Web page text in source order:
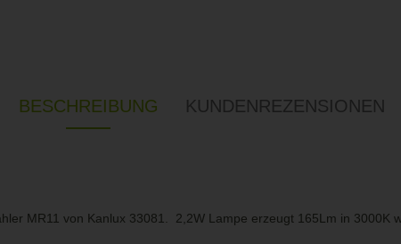
BESCHREIBUNG KUNDENREZENSIONEN
MR11 von Kanlux 33081. 2,2W Lampe erzeugt 165Lm in 3000K